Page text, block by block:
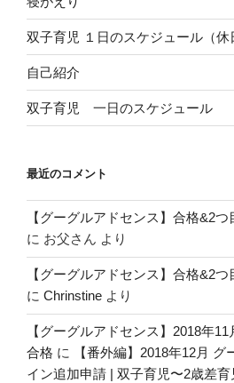
双子育児 １日のスケジュール（休
自己紹介
双子育児 一日のスケジュール （
最近のコメント
【グーグルアドセンス】合格&2
に お父さん より
【グーグルアドセンス】合格&2
に Chrinstine より
【グーグルアドセンス】2018年
合格 に
【番外編】2018年12月
イン追加申請 | 双子育児〜2歳差育